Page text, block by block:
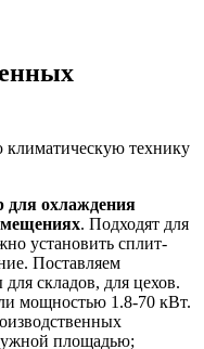
технику
охлаждения
. Подходят для
установить сплит-
Поставляем
складов, для цехов.
мощностью 1.8-70 кВт.
площадью;